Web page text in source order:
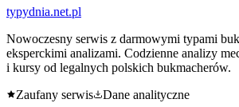
typydnia.net.pl
Nowoczesny serwis z darmowymi typami
eksperckimi analizami. Codzienne analizy
i kursy od legalnych polskich bukmacherów.
Zaufany serwis
Dane analityczne